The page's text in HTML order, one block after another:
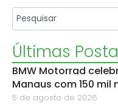
Últimas
BMW Motorrad
Manaus com 150
5 de agosto de 2026